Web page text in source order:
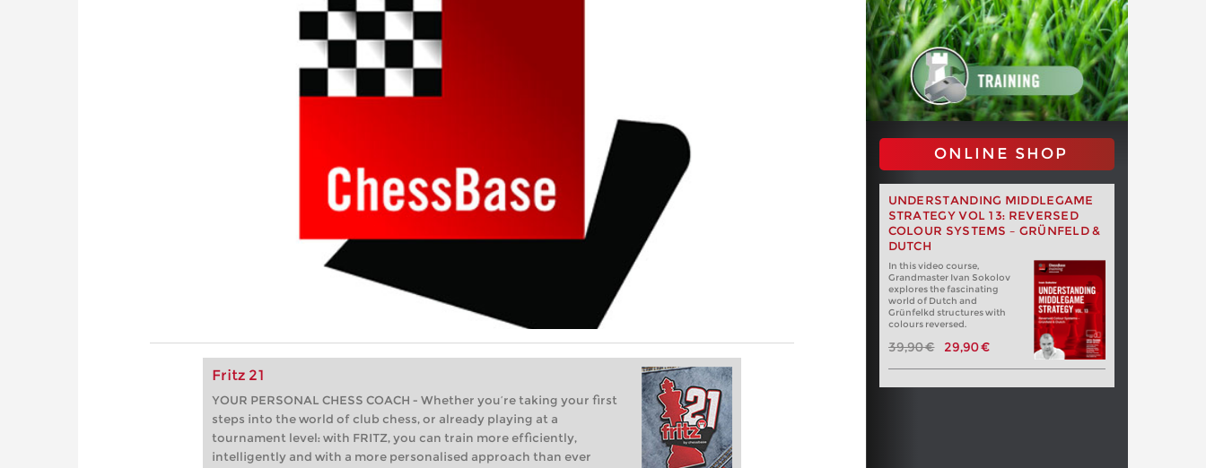
Fritz 21
YOUR PERSONAL CHESS COACH - Whether you’re taking your first
steps into the world of club chess, or already playing at a
tournament level: with FRITZ, you can train more efficiently,
intelligently and with a more personalised approach than ever
ONLINE SHOP
UNDERSTANDING MIDDLEGAME
STRATEGY VOL 13: REVERSED
COLOUR SYSTEMS – GRÜNFELD &
DUTCH
In this video course,
Grandmaster Ivan Sokolov
explores the fascinating
world of Dutch and
Grünfelkd structures with
colours reversed.
39,90 € 29,90 €